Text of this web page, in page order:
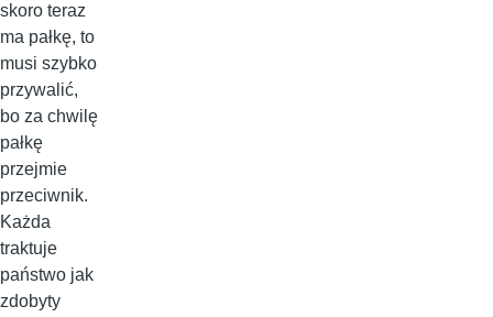
skoro teraz
ma pałkę, to
musi szybko
przywalić,
bo za chwilę
pałkę
przejmie
przeciwnik.
Każda
traktuje
państwo jak
zdobyty